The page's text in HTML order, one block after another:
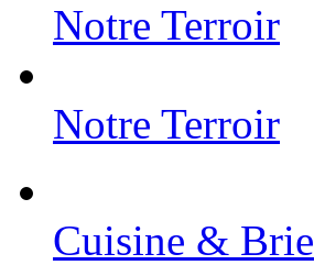
Notre Terroir
Notre Terroir
Cuisine & Brie